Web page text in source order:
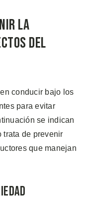
la
del
conducir bajo los
para evitar
se indican
trata de prevenir
que manejan